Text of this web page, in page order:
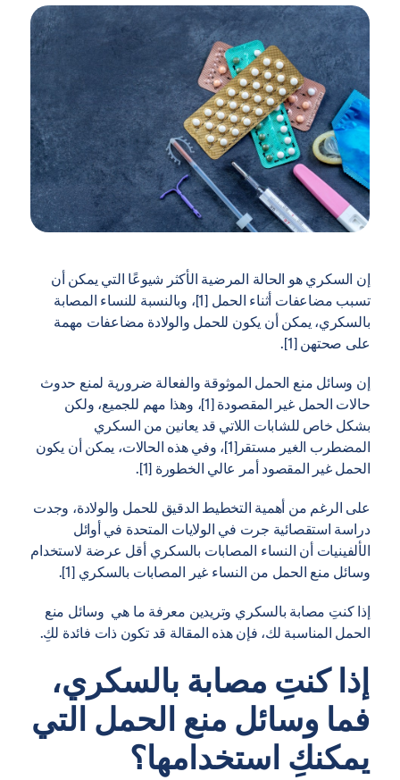
إن السكري هو الحالة المرضية الأكثر شيوعًا التي يمكن أن
تسبب مضاعفات أثناء الحمل [1]، وبالنسبة للنساء المصابة
بالسكري، يمكن أن يكون للحمل والولادة مضاعفات مهمة
على صحتهن [1].
إن وسائل منع الحمل الموثوقة والفعالة ضرورية لمنع حدوث
حالات الحمل غير المقصودة [1]، وهذا مهم للجميع، ولكن
بشكل خاص للشابات اللاتي قد يعانين من السكري
المضطرب الغير مستقر[1]، وفي هذه الحالات، يمكن أن يكون
الحمل غير المقصود أمر عالي الخطورة [1].
على الرغم من أهمية التخطيط الدقيق للحمل والولادة، وجدت
دراسة استقصائية جرت في الولايات المتحدة في أوائل
الألفينيات أن النساء المصابات بالسكري أقل عرضة لاستخدام
وسائل منع الحمل من النساء غير المصابات بالسكري [1].
إذا كنتِ مصابة بالسكري وتريدين معرفة ما هي وسائل منع
الحمل المناسبة لك، فإن هذه المقالة قد تكون ذات فائدة لكِ.
إذا كنتِ مصابة بالسكري،
فما وسائل منع الحمل التي
يمكنكِ استخدامها؟